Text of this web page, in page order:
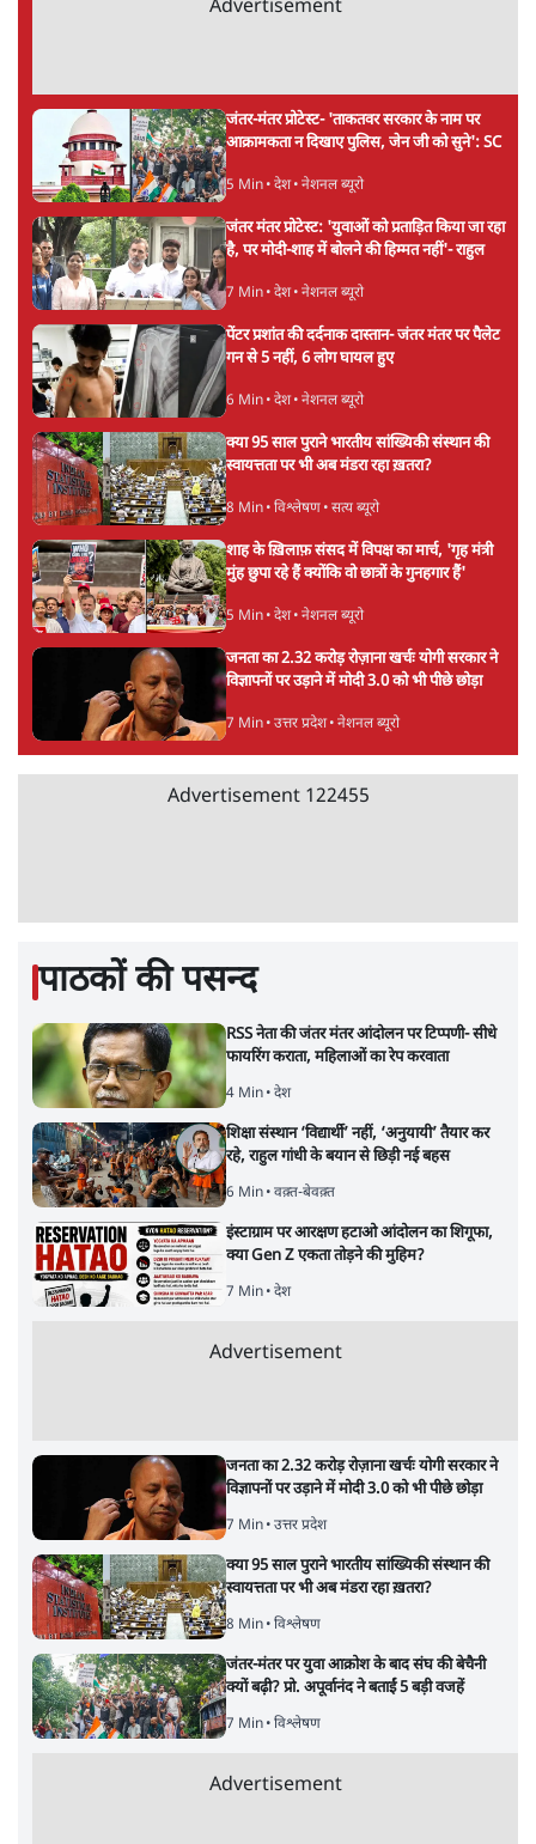
Advertisement
जंतर-मंतर प्रोटेस्ट- 'ताकतवर सरकार के नाम पर
आक्रामकता न दिखाए पुलिस, जेन जी को सुने': SC
5 Min• देश• नेशनल ब्यूरो
जंतर मंतर प्रोटेस्ट: 'युवाओं को प्रताड़ित किया जा रहा
है, पर मोदी-शाह में बोलने की हिम्मत नहीं'- राहुल
7 Min• देश• नेशनल ब्यूरो
पेंटर प्रशांत की दर्दनाक दास्तान- जंतर मंतर पर पैलेट
गन से 5 नहीं, 6 लोग घायल हुए
6 Min• देश• नेशनल ब्यूरो
क्या 95 साल पुराने भारतीय सांख्यिकी संस्थान की
स्वायत्तता पर भी अब मंडरा रहा ख़तरा?
8 Min• विश्लेषण• सत्य ब्यूरो
शाह के ख़िलाफ़ संसद में विपक्ष का मार्च, 'गृह मंत्री
मुंह छुपा रहे हैं क्योंकि वो छात्रों के गुनहगार हैं'
5 Min• देश• नेशनल ब्यूरो
जनता का 2.32 करोड़ रोज़ाना खर्चः योगी सरकार ने
विज्ञापनों पर उड़ाने में मोदी 3.0 को भी पीछे छोड़ा
7 Min• उत्तर प्रदेश• नेशनल ब्यूरो
Advertisement 122455
पाठकों की पसन्द
RSS नेता की जंतर मंतर आंदोलन पर टिप्पणी- सीधे
फायरिंग कराता, महिलाओं का रेप करवाता
4 Min• देश
शिक्षा संस्थान ‘विद्यार्थी’ नहीं, ‘अनुयायी’ तैयार कर
रहे, राहुल गांधी के बयान से छिड़ी नई बहस
6 Min• वक़्त-बेवक़्त
इंस्टाग्राम पर आरक्षण हटाओ आंदोलन का शिगूफा,
क्या Gen Z एकता तोड़ने की मुहिम?
7 Min• देश
Advertisement
जनता का 2.32 करोड़ रोज़ाना खर्चः योगी सरकार ने
विज्ञापनों पर उड़ाने में मोदी 3.0 को भी पीछे छोड़ा
7 Min• उत्तर प्रदेश
क्या 95 साल पुराने भारतीय सांख्यिकी संस्थान की
स्वायत्तता पर भी अब मंडरा रहा ख़तरा?
8 Min• विश्लेषण
जंतर-मंतर पर युवा आक्रोश के बाद संघ की बेचैनी
क्यों बढ़ी? प्रो. अपूर्वानंद ने बताईं 5 बड़ी वजहें
7 Min• विश्लेषण
Advertisement